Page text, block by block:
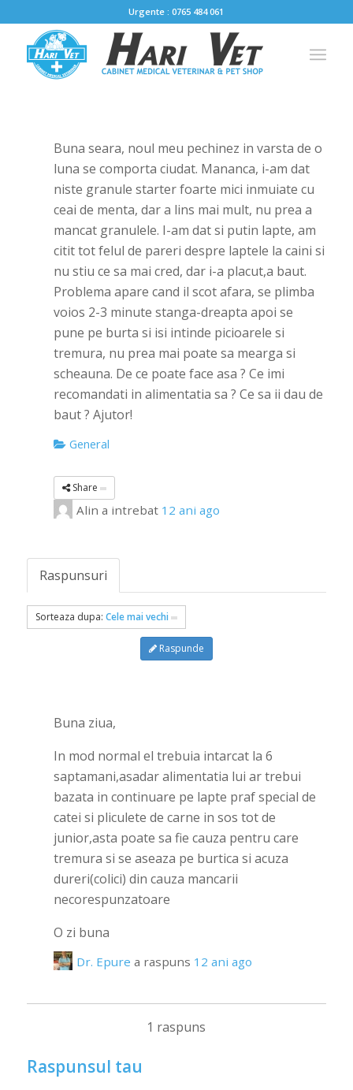
Urgente : 0765 484 061
Buna seara, noul meu pechinez in varsta de o
luna se comporta ciudat. Mananca, i-am dat
niste granule starter foarte mici inmuiate cu
ceai de menta, dar a lins mai mult, nu prea a
mancat granulele. I-am dat si putin lapte, am
citit tot felul de pareri despre laptele la caini si
nu stiu ce sa mai cred, dar i-a placut,a baut.
Problema apare cand il scot afara, se plimba
voios 2-3 minute stanga-dreapta apoi se
pune pe burta si isi intinde picioarele si
tremura, nu prea mai poate sa mearga si
scheauna. De ce poate face asa ? Ce imi
recomandati in alimentatia sa ? Ce sa ii dau de
baut ? Ajutor!
General
Share
Alin a intrebat 12 ani ago
Raspunsuri
Sorteaza dupa: Cele mai vechi
Raspunde
Buna ziua,
In mod normal el trebuia intarcat la 6
saptamani,asadar alimentatia lui ar trebui
bazata in continuare pe lapte praf special de
catei si pliculete de carne in sos tot de
junior,asta poate sa fie cauza pentru care
tremura si se aseaza pe burtica si acuza
dureri(colici) din cauza mancarii
necorespunzatoare
O zi buna
Dr. Epure a raspuns 12 ani ago
1 raspuns
Raspunsul tau